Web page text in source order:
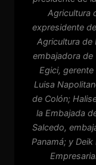
Agricultura
expresidente
Agricultura de
embajadora de
Egici,
Luisa
de Colón;
la Embajada
Salcedo,
Panamá; y